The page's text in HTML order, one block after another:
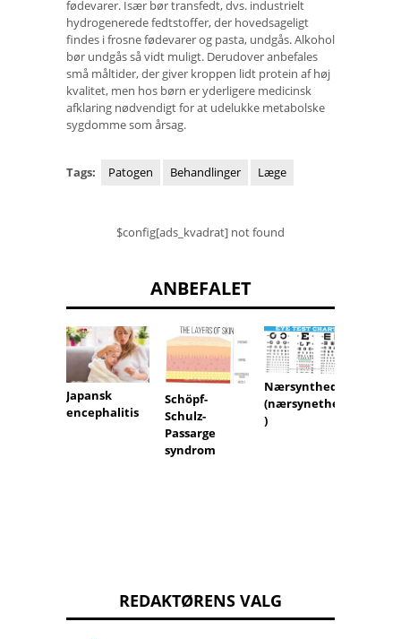
fødevarer. Især bør transfedt, dvs. industrielt
hydrogenerede fedtstoffer, der hovedsageligt
findes i frosne fødevarer og pasta, undgås. Alkohol
bør undgås så vidt muligt. Derudover anbefales
små måltider, der giver kroppen lidt protein af høj
kvalitet, men hos børn er yderligere medicinsk
afklaring nødvendigt for at udelukke metabolske
sygdomme som årsag.
Tags: Patogen Behandlinger Læge
$config[ads_kvadrat] not found
ANBEFALET
Japansk
encephalitis
Schöpf-
Schulz-
Passarge
syndrom
Nærsynthed
(nærsynethed
)
REDAKTØRENS VALG